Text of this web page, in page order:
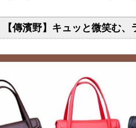
【傳濱野】キュッと微笑む